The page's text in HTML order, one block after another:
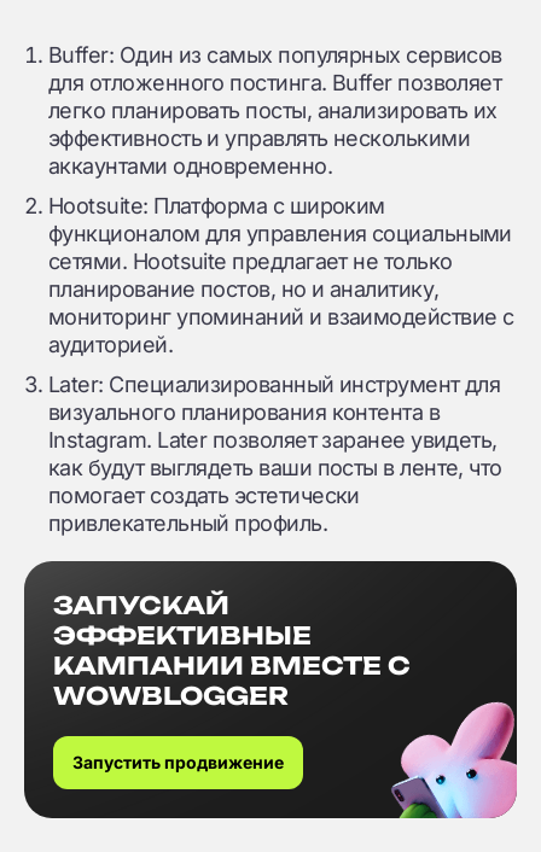
Buffer: Один из самых популярных сервисов
для отложенного постинга. Buffer позволяет
легко планировать посты, анализировать их
эффективность и управлять несколькими
аккаунтами одновременно.
Hootsuite: Платформа с широким
функционалом для управления социальными
сетями. Hootsuite предлагает не только
планирование постов, но и аналитику,
мониторинг упоминаний и взаимодействие с
аудиторией.
Later: Специализированный инструмент для
визуального планирования контента в
Instagram. Later позволяет заранее увидеть,
как будут выглядеть ваши посты в ленте, что
помогает создать эстетически
привлекательный профиль.
ЗАПУСКАЙ
ЭФФЕКТИВНЫЕ
КАМПАНИИ ВМЕСТЕ С
WOWBLOGGER
Запустить продвижение